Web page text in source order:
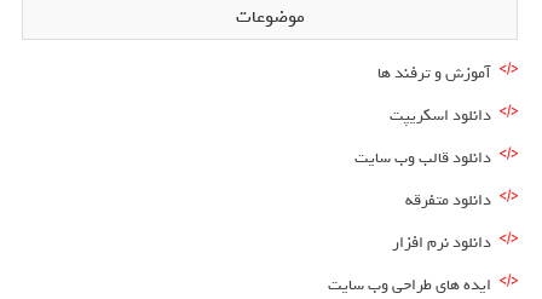
موضوعات
آموزش و ترفند ها
دانلود اسکریپت
دانلود قالب وب سایت
دانلود متفرقه
دانلود نرم افزار
ایده های طراحی وب سایت